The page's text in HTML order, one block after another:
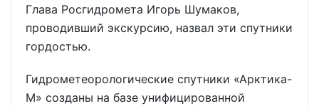
Глава Росгидромета Игорь Шумаков,
проводивший экскурсию, назвал эти спутники
гордостью.
Гидрометеорологические спутники «Арктика-
М» созданы на базе унифицированной